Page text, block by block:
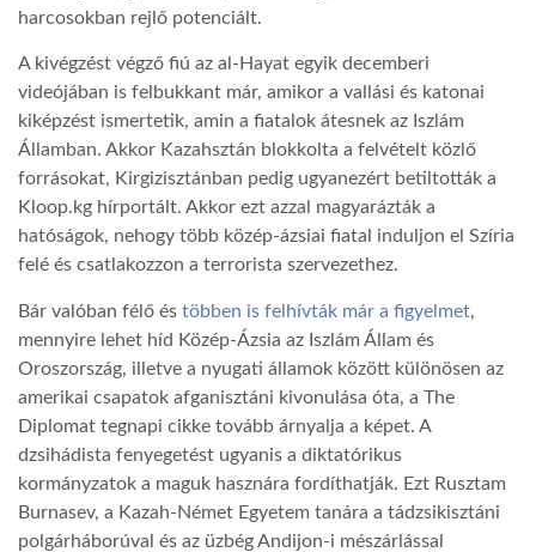
harcosokban rejlő potenciált.
A kivégzést végző fiú az al-Hayat egyik decemberi
videójában is felbukkant már, amikor a vallási és katonai
kiképzést ismertetik, amin a fiatalok átesnek az Iszlám
Államban. Akkor Kazahsztán blokkolta a felvételt közlő
forrásokat, Kirgizisztánban pedig ugyanezért betiltották a
Kloop.kg hírportált. Akkor ezt azzal magyarázták a
hatóságok, nehogy több közép-ázsiai fiatal induljon el Szíria
felé és csatlakozzon a terrorista szervezethez.
Bár valóban félő és többen is felhívták már a figyelmet,
mennyire lehet híd Közép-Ázsia az Iszlám Állam és
Oroszország, illetve a nyugati államok között különösen az
amerikai csapatok afganisztáni kivonulása óta, a The
Diplomat tegnapi cikke tovább árnyalja a képet. A
dzsihádista fenyegetést ugyanis a diktatórikus
kormányzatok a maguk hasznára fordíthatják. Ezt Rusztam
Burnasev, a Kazah-Német Egyetem tanára a tádzsikisztáni
polgárháborúval és az üzbég Andijon-i mészárlással